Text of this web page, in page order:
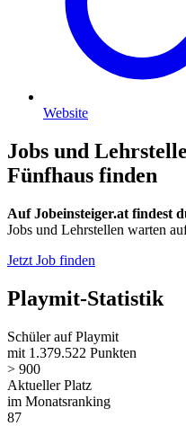
Website
Jobs und
Fünfhaus finden
Auf Jobeinsteiger.at findest
Jobs und Lehrstellen warten
Jetzt Job finden
Playmit-Statistik
Schüler auf Playmit
mit 1.379.522 Punkten
> 900
Aktueller Platz
im Monatsranking
87